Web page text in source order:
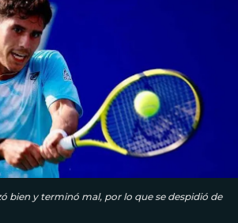
bien y terminó mal, por lo que se despidió de